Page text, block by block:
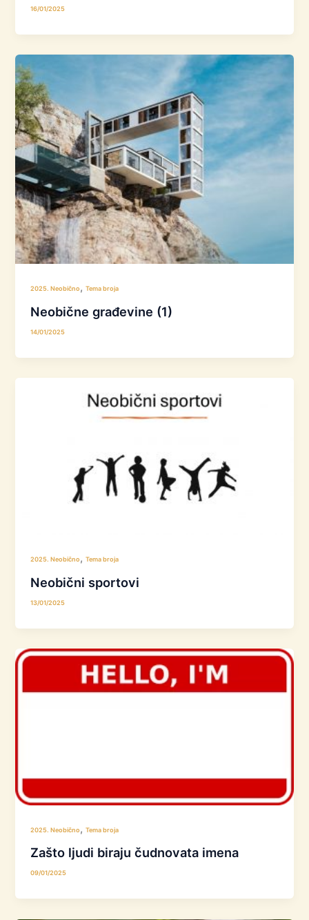
16/01/2025
2025. Neobično,Tema broja
Neobične građevine (1)
14/01/2025
2025. Neobično,Tema broja
Neobični sportovi
13/01/2025
2025. Neobično,Tema broja
Zašto ljudi biraju čudnovata imena
09/01/2025